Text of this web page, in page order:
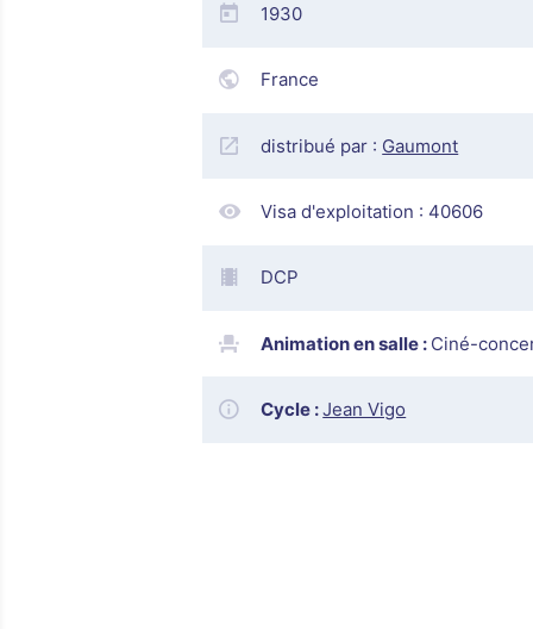
1930
France
distribué par : Gaumont
Visa d'exploitation : 40606
DCP
Animation en salle : Ciné-
Cycle :Jean Vigo